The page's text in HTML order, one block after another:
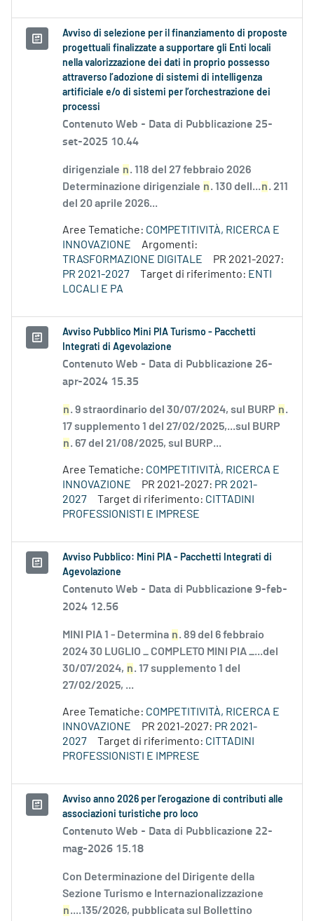
Avviso di selezione per il finanziamento di proposte
progettuali finalizzate a supportare gli Enti locali
nella valorizzazione dei dati in proprio possesso
attraverso l’adozione di sistemi di intelligenza
artificiale e/o di sistemi per l’orchestrazione dei
processi
Contenuto Web - Data di Pubblicazione 25-
set-2025 10.44
dirigenziale n. 118 del 27 febbraio 2026
Determinazione dirigenziale n. 130 dell...n. 211
del 20 aprile 2026...
Aree Tematiche: COMPETITIVITÀ, RICERCA E
INNOVAZIONE
Argomenti:
TRASFORMAZIONE DIGITALE
PR 2021-2027:
PR 2021-2027
Target di riferimento: ENTI
LOCALI E PA
Avviso Pubblico Mini PIA Turismo - Pacchetti
Integrati di Agevolazione
Contenuto Web - Data di Pubblicazione 26-
apr-2024 15.35
n. 9 straordinario del 30/07/2024, sul BURP n.
17 supplemento 1 del 27/02/2025,...sul BURP
n. 67 del 21/08/2025, sul BURP...
Aree Tematiche: COMPETITIVITÀ, RICERCA E
INNOVAZIONE
PR 2021-2027: PR 2021-
2027
Target di riferimento: CITTADINI
PROFESSIONISTI E IMPRESE
Avviso Pubblico: Mini PIA - Pacchetti Integrati di
Agevolazione
Contenuto Web - Data di Pubblicazione 9-feb-
2024 12.56
MINI PIA 1 - Determina n. 89 del 6 febbraio
2024 30 LUGLIO _ COMPLETO MINI PIA _...del
30/07/2024, n. 17 supplemento 1 del
27/02/2025, ...
Aree Tematiche: COMPETITIVITÀ, RICERCA E
INNOVAZIONE
PR 2021-2027: PR 2021-
2027
Target di riferimento: CITTADINI
PROFESSIONISTI E IMPRESE
Avviso anno 2026 per l’erogazione di contributi alle
associazioni turistiche pro loco
Contenuto Web - Data di Pubblicazione 22-
mag-2026 15.18
Con Determinazione del Dirigente della
Sezione Turismo e Internazionalizzazione
n....135/2026, pubblicata sul Bollettino